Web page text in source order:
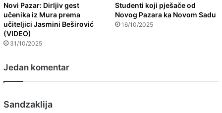
Novi Pazar: Dirljiv gest
učenika iz Mura prema
učiteljici Jasmini Beširović
(VIDEO)
31/10/2025
Studenti koji pješače od
Novog Pazara ka Novom Sadu
16/10/2025
Jedan komentar
Sandzaklija